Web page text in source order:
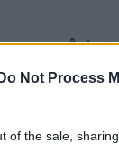
Do Not Process
of the sale,
også
/ Alkohol